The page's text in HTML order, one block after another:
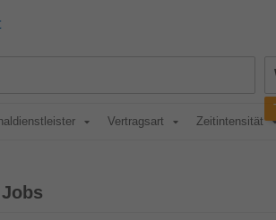
Vertragsart Zeitintensität